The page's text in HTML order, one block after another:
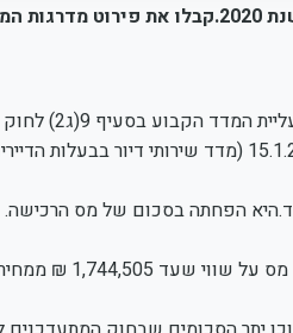
עדכון מדרגות מס רכישה לשנת 2021 בהתאם לשינוי במדד
ביום 16.1.2021
התשכ"ג – 1963 (להלן: "החוק") בשנת 2020 המתפרסם ביום
הפחתה בסכום של מס הרכישה.
לדוגמה, במקרה של דירת